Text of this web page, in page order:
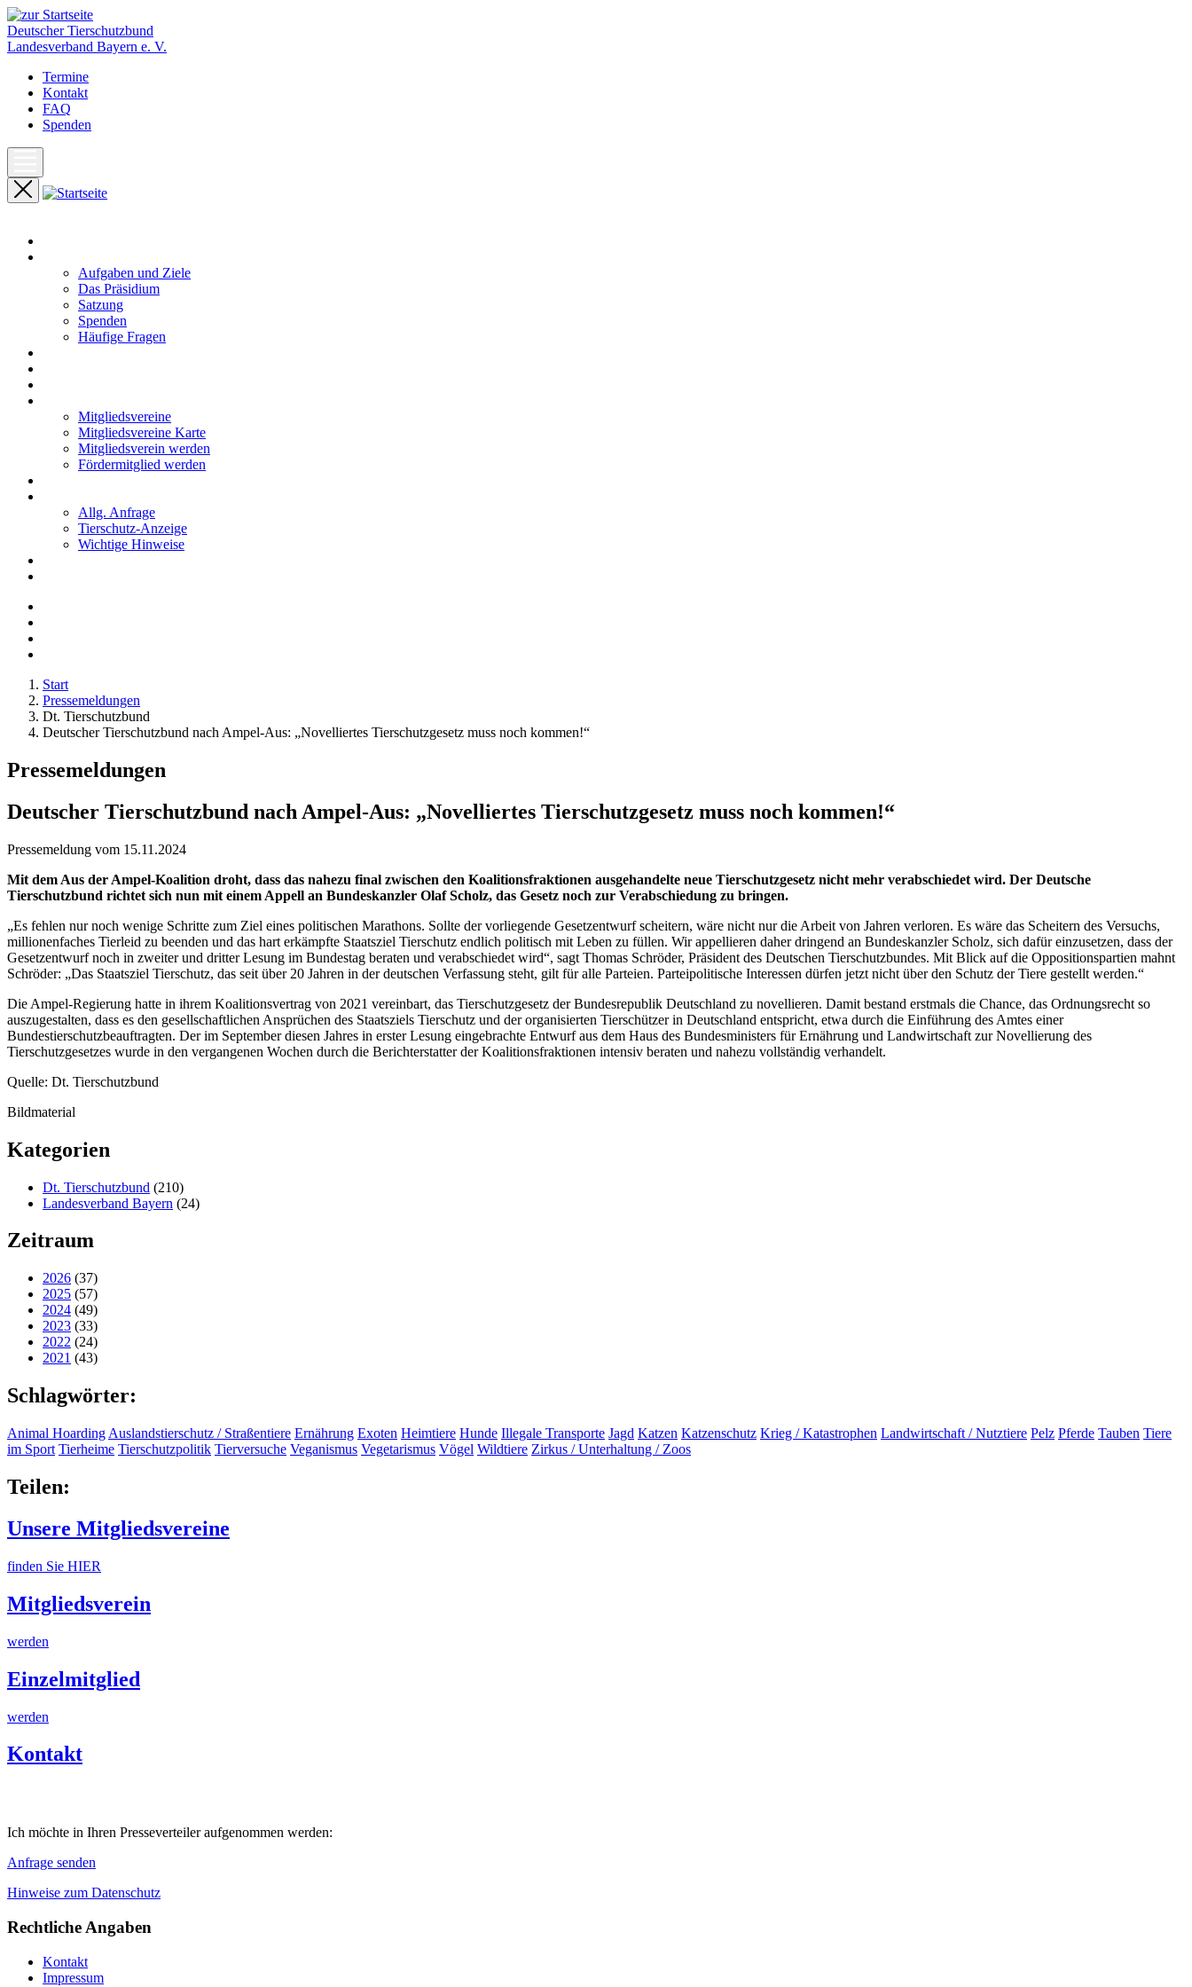
Deutscher Tierschutzbund
Landesverband Bayern e. V.
Termine
Kontakt
FAQ
Spenden
Aufgaben und Ziele
Das Präsidium
Satzung
Spenden
Häufige Fragen
Mitgliedsvereine
Mitgliedsvereine Karte
Mitgliedsverein werden
Fördermitglied werden
Allg. Anfrage
Tierschutz-Anzeige
Wichtige Hinweise
Start
Pressemeldungen
Dt. Tierschutzbund
Deutscher Tierschutzbund nach Ampel-Aus: „Novelliertes Tierschutzgesetz muss noch kommen!“
Pressemeldungen
Deutscher Tierschutzbund nach Ampel-Aus: „Novelliertes Tierschutzgesetz muss noch kommen!“
Pressemeldung vom 15.11.2024
Mit dem Aus der Ampel-Koalition droht, dass das nahezu final zwischen den Koalitionsfraktionen ausgehandelte neue Tierschutzgesetz nicht mehr verabschiedet wird. Der Deutsche
Tierschutzbund richtet sich nun mit einem Appell an Bundeskanzler Olaf Scholz, das Gesetz noch zur Verabschiedung zu bringen.
„Es fehlen nur noch wenige Schritte zum Ziel eines politischen Marathons. Sollte der vorliegende Gesetzentwurf scheitern, wäre nicht nur die Arbeit von Jahren verloren. Es wäre das Scheitern des Versuchs,
millionenfaches Tierleid zu beenden und das hart erkämpfte Staatsziel Tierschutz endlich politisch mit Leben zu füllen. Wir appellieren daher dringend an Bundeskanzler Scholz, sich dafür einzusetzen, dass der
Gesetzentwurf noch in zweiter und dritter Lesung im Bundestag beraten und verabschiedet wird“, sagt Thomas Schröder, Präsident des Deutschen Tierschutzbundes. Mit Blick auf die Oppositionspartien mahnt
Schröder: „Das Staatsziel Tierschutz, das seit über 20 Jahren in der deutschen Verfassung steht, gilt für alle Parteien. Parteipolitische Interessen dürfen jetzt nicht über den Schutz der Tiere gestellt werden.“
Die Ampel-Regierung hatte in ihrem Koalitionsvertrag von 2021 vereinbart, das Tierschutzgesetz der Bundesrepublik Deutschland zu novellieren. Damit bestand erstmals die Chance, das Ordnungsrecht so
auszugestalten, dass es den gesellschaftlichen Ansprüchen des Staatsziels Tierschutz und der organisierten Tierschützer in Deutschland entspricht, etwa durch die Einführung des Amtes einer
Bundestierschutzbeauftragten. Der im September diesen Jahres in erster Lesung eingebrachte Entwurf aus dem Haus des Bundesministers für Ernährung und Landwirtschaft zur Novellierung des
Tierschutzgesetzes wurde in den vergangenen Wochen durch die Berichterstatter der Koalitionsfraktionen intensiv beraten und nahezu vollständig verhandelt.
Quelle: Dt. Tierschutzbund
Bildmaterial
Kategorien
Dt. Tierschutzbund (210)
Landesverband Bayern (24)
Zeitraum
2026 (37)
2025 (57)
2024 (49)
2023 (33)
2022 (24)
2021 (43)
Schlagwörter:
Animal Hoarding Auslandstierschutz / Straßentiere Ernährung Exoten Heimtiere Hunde Illegale Transporte Jagd Katzen Katzenschutz Krieg / Katastrophen Landwirtschaft / Nutztiere Pelz Pferde Tauben Tiere
im Sport Tierheime Tierschutzpolitik Tierversuche Veganismus Vegetarismus Vögel Wildtiere Zirkus / Unterhaltung / Zoos
Teilen:
Unsere Mitgliedsvereine
finden Sie HIER
Mitgliedsverein
werden
Einzelmitglied
werden
Kontakt
Ich möchte in Ihren Presseverteiler aufgenommen werden:
Anfrage senden
Hinweise zum Datenschutz
Rechtliche Angaben
Kontakt
Impressum